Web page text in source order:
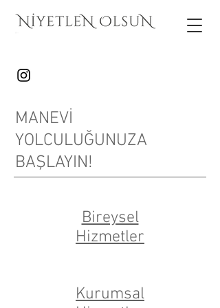
MANEVİ
YOLCULUĞUNUZA
BAŞLAYIN!
Bireysel
Hizmetler
Kurumsal